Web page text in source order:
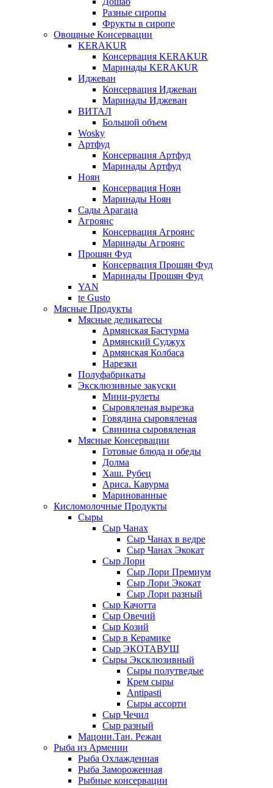
Разные сиропы
Фрукты в сиропе
Овощные Консервации
KERAKUR
Консервация KERAKUR
Маринады KERAKUR
Иджеван
Консервация Иджеван
Маринады Иджеван
ВИТАЛ
Большой объем
Wosky
Артфуд
Консервация Артфуд
Маринады Артфуд
Ноян
Консервация Ноян
Маринады Ноян
Сады Арагаца
Агроянс
Консервация Агроянс
Маринады Агроянс
Прошян Фуд
Консервация Прошян Фуд
Маринады Прошян Фуд
YAN
te Gusto
Мясные Продукты
Мясные деликатесы
Армянская Бастурма
Армянский Суджух
Армянская Колбаса
Нарезки
Полуфабрикаты
Эксклюзивные закуски
Мини-рулеты
Сыровяленая вырезка
Говядина сыровяленая
Свинина сыровяленая
Мясные Консервации
Готовые блюда и обеды
Долма
Хаш. Рубец
Ариса. Кавурма
Маринованные
Кисломолочные Продукты
Сыры
Сыр Чанах
Сыр Чанах в ведре
Сыр Чанах Экокат
Сыр Лори
Сыр Лори Премиум
Сыр Лори Экокат
Сыр Лори разный
Сыр Качотта
Сыр Овечий
Сыр Козий
Сыр в Керамике
Сыр ЭКОТАВУШ
Сыры Эксклюзивный
Сыры полутведые
Крем сыры
Antipasti
Сыры ассорти
Сыр Чечил
Сыр разный
Мацони.Тан. Режан
Рыба из Армении
Рыба Охлажденная
Рыба Замороженная
Рыбные консервации